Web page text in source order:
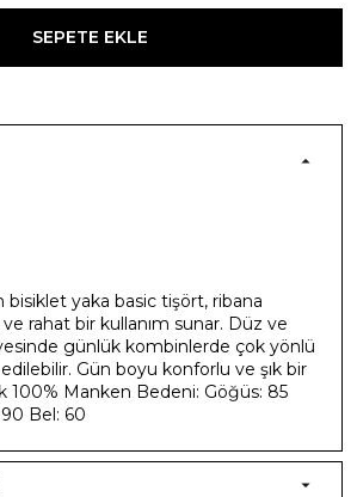
SEPETE EKLE
bisiklet yaka basic tişört, ribana
rahat bir kullanım sunar. Düz ve
günlük kombinlerde çok yönlü
Gün boyu konforlu ve şık bir
100% Manken Bedeni: Göğüs: 85
Bel: 60